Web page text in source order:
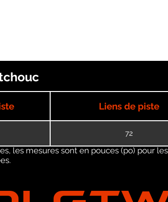
Liens de piste
72
les mesures sont en pouces (po) pour